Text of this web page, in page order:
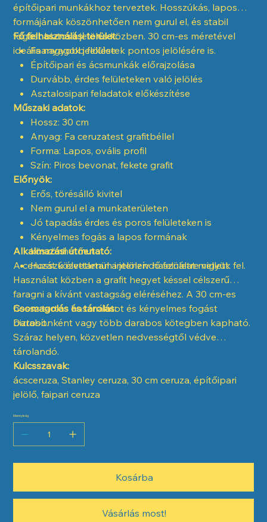
építőipari munkákhoz terveztek. Hosszúkás, lapos
formájának köszönhetően nem gurul el, és stabil
fogást biztosít jelölés közben. 30 cm-es méretével
ideális nagyobb felületek pontos jelölésére is.
Fő felhasználási terület:
Faanyagok jelölése
Építőipari és ácsmunkák előrajzolása
Durvább, érdes felületeken való jelölés
Asztalosipari feladatok előkészítése
Műszaki adatok:
Hossz: 30 cm
Anyag: Fa ceruzatest grafitbéllel
Forma: Lapos, ovális profil
Szín: Piros bevonat, fekete grafit
Előnyök:
Erős, törésálló kivitel
Nem gurul el a munkaterületen
Jó tapadás érdes és poros felületeken is
Kényelmes fogás a lapos formának
köszönhetően
Hosszú élettartam intenzív használat mellett
Alkalmazási útmutató:
A ceruzát közvetlenül a jelölendő felületre vigyük fel.
Használat közben a grafit hegyet késsel célszerű
faragni a kívánt vastagság eléréséhez. A 30 cm-es
hossz tartós használatot és kényelmes fogást
biztosít.
Csomagolás és tárolás:
Darabonként vagy több darabos kötegben kapható.
Száraz helyen, közvetlen nedvességtől védve
tárolandó.
Kulcsszavak:
ácsceruza, Stanley ceruza, 30 cm ceruza, építőipari
jelölő, faipari ceruza
Mennyiség
Kosárba
Vásárlás most!